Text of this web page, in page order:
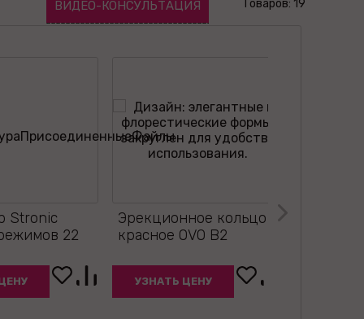
Товаров: 19
ВИДЕО-КОНСУЛЬТАЦИЯ
Stronic
22
Эрекционное кольцо
красное OVO B2
УЗНАТЬ ЦЕНУ